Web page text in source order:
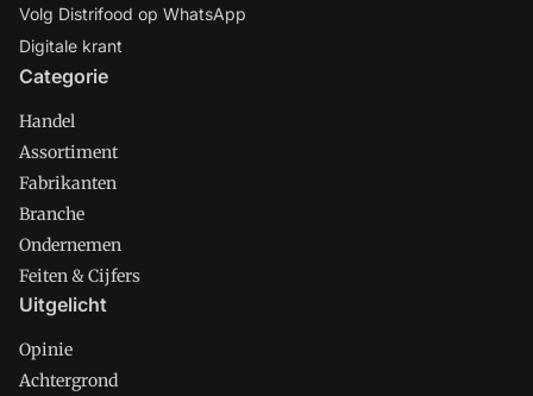
Volg Distrifood op WhatsApp
Digitale krant
Categorie
Handel
Assortiment
Fabrikanten
Branche
Ondernemen
Feiten & Cijfers
Uitgelicht
Opinie
Achtergrond